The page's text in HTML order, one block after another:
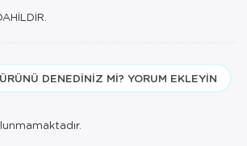
DENEDINIZ MI? YORUM EKLEYIN